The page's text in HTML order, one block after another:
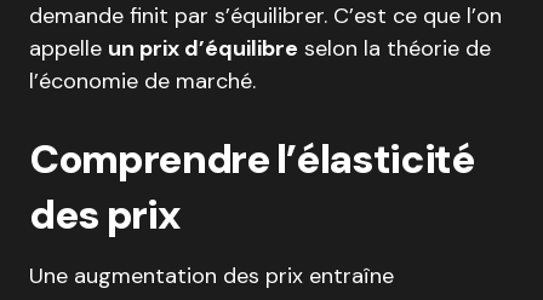
demande finit par s’équilibrer. C’est ce que l’on
appelle un prix d’équilibre selon la théorie de
l’économie de marché.
Comprendre l’élasticité
des prix
Une augmentation des prix entraîne